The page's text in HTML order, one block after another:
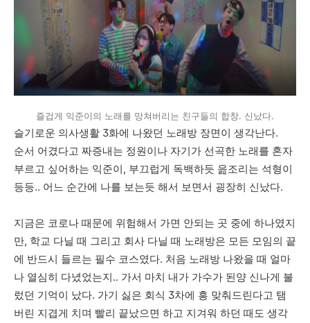
즐겁게 익준이의 노래를 망쳐버리는 친구들의 합창. 신났다.
슬기로운 의사생활 3화에 나왔던 노래방 장면이 생각난다.
순서 어겼다고 짜증내는 정원이나 자기가 선곡한 노래를 혼자
부르고 싶어하는 익준이, 부끄럽게 독백하듯 읊조리는 석형이
등등.. 어느 순간에 나를 보는듯 해서 보면서 굉장히 신났다.
지금은 코로나 때문에 위험해서 가면 안되는 곳 중에 하나였지
만, 학교 다닐 때 그리고 회사 다닐 때 노래방은 모든 모임의 끝
에 반드시 들르는 필수 코스였다. 처음 노래방 나왔을 때 얼마
나 열심히 다녔었는지.. 가서 마치 내가 가수가 된양 신나게 불
렀던 기억이 났다. 가기 싫은 회식 3차에 흥 맞춰드린다고 탬
버린 지겹게 치며 빨리 끝났으면 하고 지겨워 하던 때도 생각